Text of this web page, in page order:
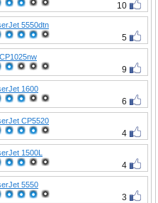
10
5550dtn
5
9
1600
6
CP5520
4
1500L
4
5550
3